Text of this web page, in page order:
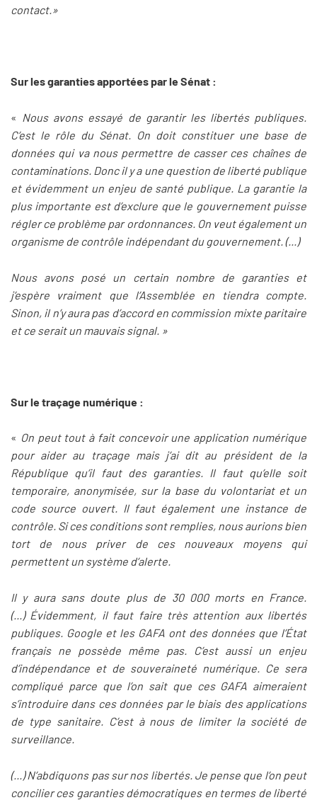
contact.»
Sur les garanties apportées par le Sénat :
« Nous avons essayé de garantir les libertés publiques.
C’est le rôle du Sénat. On doit constituer une base de
données qui va nous permettre de casser ces chaînes de
contaminations. Donc il y a une question de liberté publique
et évidemment un enjeu de santé publique. La garantie la
plus importante est d’exclure que le gouvernement puisse
régler ce problème par ordonnances. On veut également un
organisme de contrôle indépendant du gouvernement. (...)
Nous avons posé un certain nombre de garanties et
j’espère vraiment que l’Assemblée en tiendra compte.
Sinon, il n’y aura pas d’accord en commission mixte paritaire
et ce serait un mauvais signal. »
Sur le traçage numérique :
« On peut tout à fait concevoir une application numérique
pour aider au traçage mais j’ai dit au président de la
République qu’il faut des garanties. Il faut qu’elle soit
temporaire, anonymisée, sur la base du volontariat et un
code source ouvert. Il faut également une instance de
contrôle. Si ces conditions sont remplies, nous aurions bien
tort de nous priver de ces nouveaux moyens qui
permettent un système d’alerte.
Il y aura sans doute plus de 30 000 morts en France.
(...) Évidemment, il faut faire très attention aux libertés
publiques. Google et les GAFA ont des données que l’État
français ne possède même pas. C’est aussi un enjeu
d’indépendance et de souveraineté numérique. Ce sera
compliqué parce que l’on sait que ces GAFA aimeraient
s’introduire dans ces données par le biais des applications
de type sanitaire. C’est à nous de limiter la société de
surveillance.
(...) N’abdiquons pas sur nos libertés. Je pense que l’on peut
concilier ces garanties démocratiques en termes de liberté